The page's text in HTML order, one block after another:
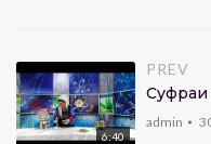
6:40
PREV
Суфраи
admin